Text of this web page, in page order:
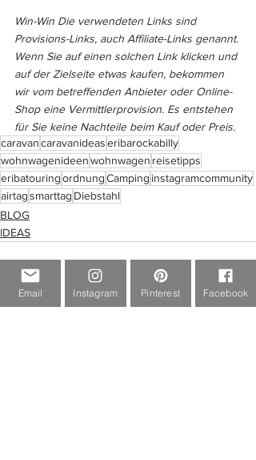
Win-Win Die verwendeten Links sind
Provisions-Links, auch Affiliate-Links genannt.
Wenn Sie auf einen solchen Link klicken und
auf der Zielseite etwas kaufen, bekommen
wir vom betreffenden Anbieter oder Online-
Shop eine Vermittlerprovision. Es entstehen
für Sie keine Nachteile beim Kauf oder Preis.
caravancaravanideaseribarockabilly
wohnwagenideenwohnwagen reisetipps
eribatouringordnungCamping instagramcommunity
airtagsmarttag Diebstahl
BLOG
IDEAS
Email Instagram Pinterest Facebook